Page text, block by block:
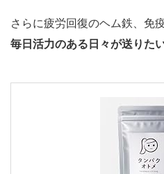
さらに疲労回復のヘム鉄、免
毎日活力のある日々が送りた